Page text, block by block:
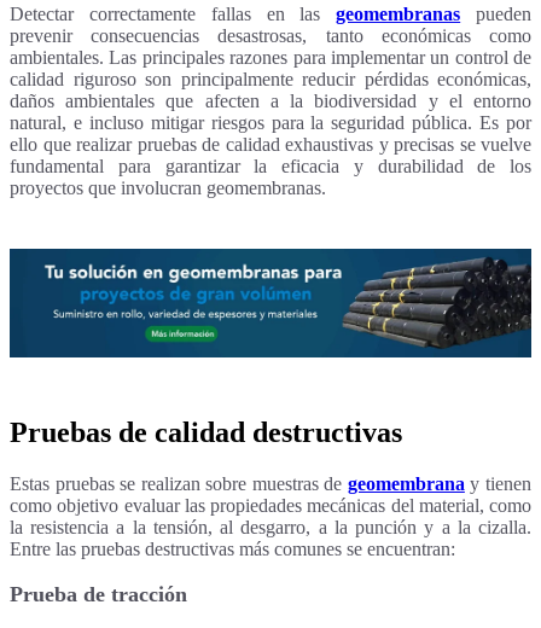
Detectar correctamentefallas en lasgeomembranas pueden
prevenir consecuencias desastrosas, tanto económicas como
ambientales. Las principales razones para implementar un control de
calidad riguroso son principalmente reducir pérdidas económicas,
daños ambientales que afecten a la biodiversidad y el entorno
natural, e incluso mitigar riesgos para la seguridad pública. Es por
ello que realizar pruebas de calidad exhaustivas y precisas se vuelve
fundamental para garantizar la eficacia y durabilidad de los
proyectos que involucran geomembranas.
Pruebas de calidad destructivas
Estas pruebas se realizan sobre muestras de geomembrana y tienen
como objetivo evaluar las propiedades mecánicas del material, como
la resistencia a la tensión, al desgarro, a la punción y a la cizalla.
Entre las pruebas destructivas más comunes se encuentran:
Prueba de tracción